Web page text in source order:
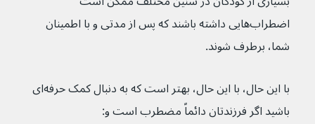
اضطراب‌هایی داشته باشند که پس از مدتی و با اطمینان
شما، برطرف شوند.
با این حال، با این حال، بهتر است که به دنبال کمک حرفه‌ای
باشید اگر فرزندتان دائماً مضطرب است و: